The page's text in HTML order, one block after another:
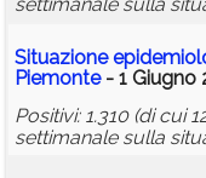
settimanale sulla
Situazione
Piemonte- 1 Giugno
Positivi: 1.310 (di cui
settimanale sulla